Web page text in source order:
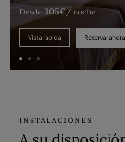
Desde 305€/ noche
Vista rápida Reservar ahora
INSTALACIONES